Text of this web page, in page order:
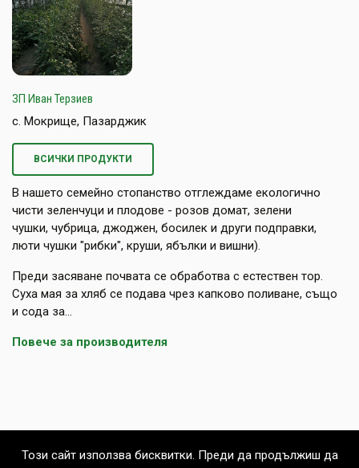
ЗП Иван Терзиев
с. Мокрище, Пазарджик
ВСИЧКИ ПРОДУКТИ
В нашето семейно стопанство отглеждаме екологично
чисти зеленчуци и плодове - розов домат, зелени
чушки, чубрица, джоджен, босилек и други подправки,
люти чушки "рибки", круши, ябълки и вишни).
Преди засяване почвата се обработва с естествен тор.
Суха мая за хляб се подава чрез капково поливане, също
и сода за...
Повече за производителя
Този сайт използва бисквитки. Преди да продължиш да